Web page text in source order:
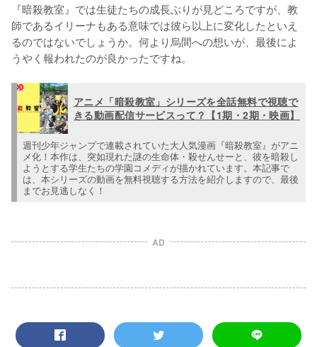
『暗殺教室』では生徒たちの成長ぶりが見どころですが、教
師であるイリーナもある意味では彼ら以上に変化したといえ
るのではないでしょうか。何より烏間への想いが、最後によ
うやく報われたのが良かったですね。
アニメ「暗殺教室」シリーズを全話無料で視聴で
きる動画配信サービスって？【1期・2期・映画】
週刊少年ジャンプで連載されていた大人気漫画『暗殺教室』がアニ
メ化！本作は、突如現れた謎の生命体・殺せんせーと、彼を暗殺し
ようとする学生たちの学園コメディが描かれています。本記事で
は、本シリーズの動画を無料視聴する方法を紹介しますので、最後
までお見逃しなく！
AD